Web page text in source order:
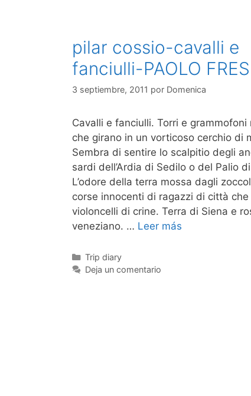
pilar cossio-cavalli e
fanciulli-PAOLO
3 septiembre, 2011 por Domenica
Cavalli e fanciulli. Torri e grammofoni
che girano in un vorticoso cerchio di
Sembra di sentire lo scalpitio degli
sardi dell’Ardia di Sedilo o del Palio
L’odore della terra mossa dagli
corse innocenti di ragazzi di città
violoncelli di crine. Terra di Siena e
veneziano. … Leer más
Categorías
Trip diary
Deja un comentario